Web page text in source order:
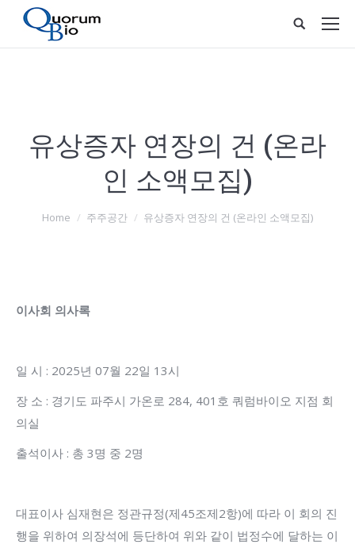
유상증자 연장의 건 (온라
인 소액모집)
You are here:
Home 주주공간 유상증자 연장의 건 (온라인 소액모집)
이사회 의사록
일 시 : 2025년 07월 22일 13시
장 소 : 경기도 파주시 가온로 284, 401호 쿼럼바이오 지점 회
의실
출석이사 : 총 3명 중 2명
대표이사 심재현은 정관규정(제45조제2항)에 따라 이 회의 진
행을 위하여 의장석에 등단하여 위와 같이 법정수에 달하는 이